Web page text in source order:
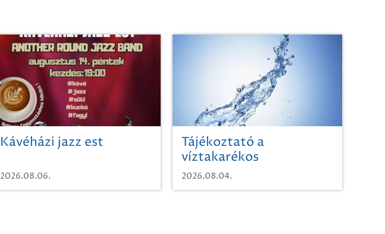
Kávéházi jazz est
2026.08.06.
Tájékoztató a
víztakarékos
vízhasználatról
2026.08.04.